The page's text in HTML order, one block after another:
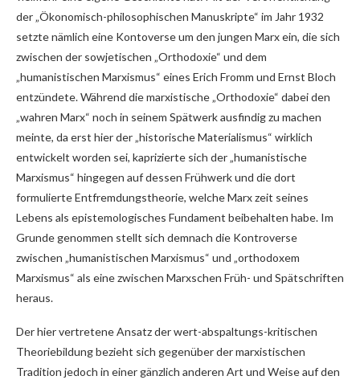
der „Ökonomisch-philosophischen Manuskripte“ im Jahr 1932
setzte nämlich eine Kontoverse um den jungen Marx ein, die sich
zwischen der sowjetischen „Orthodoxie“ und dem
„humanistischen Marxismus“ eines Erich Fromm und Ernst Bloch
entzündete. Während die marxistische „Orthodoxie“ dabei den
„wahren Marx“ noch in seinem Spätwerk ausfindig zu machen
meinte, da erst hier der „historische Materialismus“ wirklich
entwickelt worden sei, kaprizierte sich der „humanistische
Marxismus“ hingegen auf dessen Frühwerk und die dort
formulierte Entfremdungstheorie, welche Marx zeit seines
Lebens als epistemologisches Fundament beibehalten habe. Im
Grunde genommen stellt sich demnach die Kontroverse
zwischen „humanistischen Marxismus“ und „orthodoxem
Marxismus“ als eine zwischen Marxschen Früh- und Spätschriften
heraus.
Der hier vertretene Ansatz der wert-abspaltungs-kritischen
Theoriebildung bezieht sich gegenüber der marxistischen
Tradition jedoch in einer gänzlich anderen Art und Weise auf den